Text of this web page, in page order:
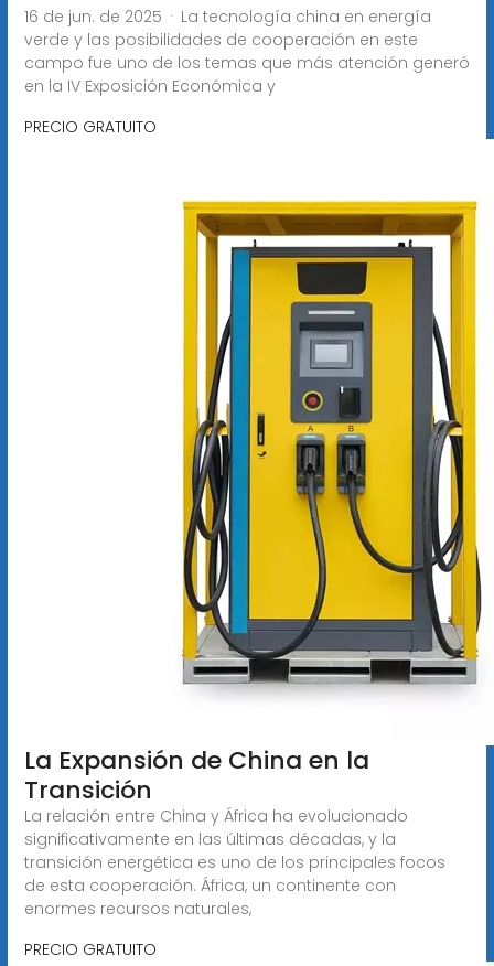
16 de jun. de 2025 · La tecnología china en energía
verde y las posibilidades de cooperación en este
campo fue uno de los temas que más atención generó
en la IV Exposición Económica y
PRECIO GRATUITO
La Expansión de China en la
Transición
La relación entre China y África ha evolucionado
significativamente en las últimas décadas, y la
transición energética es uno de los principales focos
de esta cooperación. África, un continente con
enormes recursos naturales,
PRECIO GRATUITO